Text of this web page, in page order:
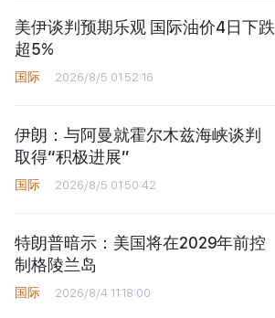
美伊谈判预期乐观 国际油价4日下跌
超5%
国际 2026/8/5 01:52:16
伊朗：与阿曼就霍尔木兹海峡谈判
取得“积极进展”
国际 2026/8/5 01:50:42
特朗普暗示：美国将在2029年前控
制格陵兰岛
国际 2026/8/4 11:18:00